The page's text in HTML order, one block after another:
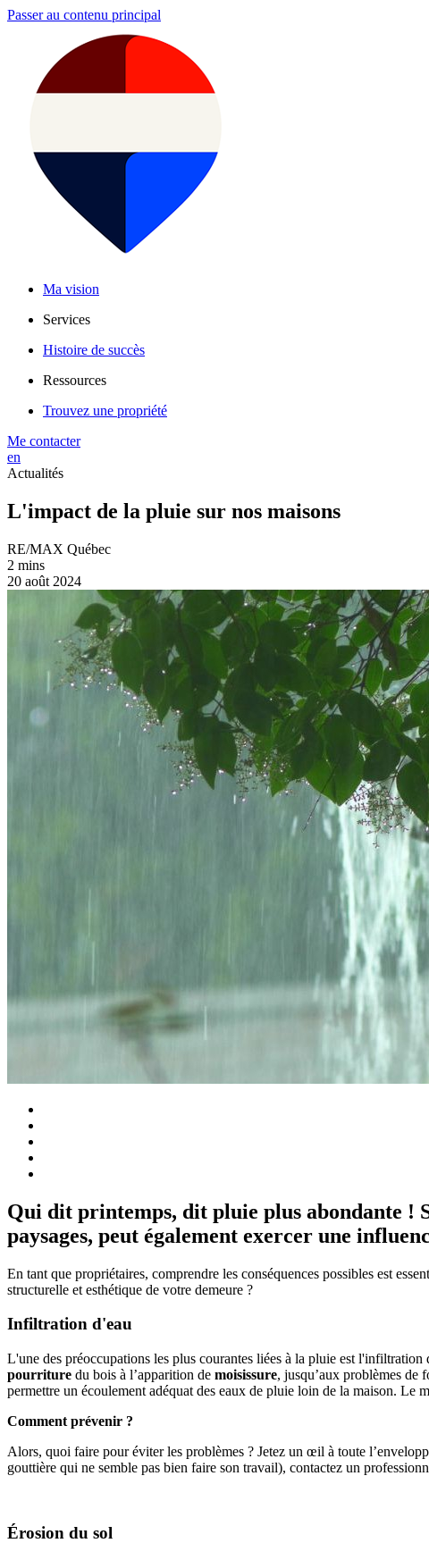
Passer au contenu principal
Ma vision
Services
Histoire de succès
Ressources
Trouvez une propriété
Me contacter
en
Actualités
L'impact de la pluie sur nos maisons
RE/MAX Québec
2 mins
20 août 2024
Qui dit printemps, dit pluie plus abondante !
paysages, peut également exercer une
En tant que propriétaires, comprendre les conséquences possibles est
structurelle et esthétique de votre demeure ?
Infiltration d'eau
L'une des préoccupations les plus courantes liées à la pluie est
pourriture du bois à l’apparition de moisissure, jusqu’aux problèmes de
permettre un écoulement adéquat des eaux de pluie loin de la maison. Le
Comment prévenir ?
Alors, quoi faire pour éviter les problèmes ? Jetez un œil à toute
gouttière qui ne semble pas bien faire son travail), contactez un
Érosion du sol